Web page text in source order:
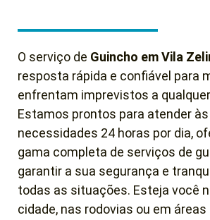
O serviço de Guincho em Vila
resposta rápida e confiável para
enfrentam imprevistos a
Estamos prontos para atender
necessidades 24 horas por dia,
gama completa de serviços de
garantir a sua segurança e
todas as situações. Esteja você
cidade, nas rodovias ou em